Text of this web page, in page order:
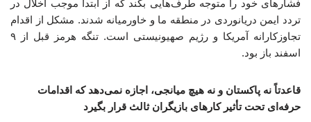
فشارهای خود را متوجه طرف‌هایی بکند که از ابتدا موجب اخلال در
تردد ایمن دریانوردی در منطقه ما و خاورمیانه شدند. مشکل از اقدام
تجاوزکارانه آمریکا و رژیم صهیونیستی است. تنگه هرمز قبل از ۹
اسفند باز بود.
قاعدتاً نه پاکستان و نه هیچ میانجی، اجازه نمی‌دهد که اقدامات
حرفه‌ای تحت تأثیر کارهای بازیگران ثالث قرار بگیرد